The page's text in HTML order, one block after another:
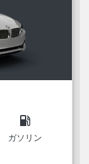
local_gas_station
ガソリン